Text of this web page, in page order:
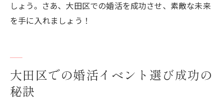
しょう。さあ、大田区での婚活を成功させ、素敵な未来
を手に入れましょう！
大田区での婚活イベント選び成功の
秘訣